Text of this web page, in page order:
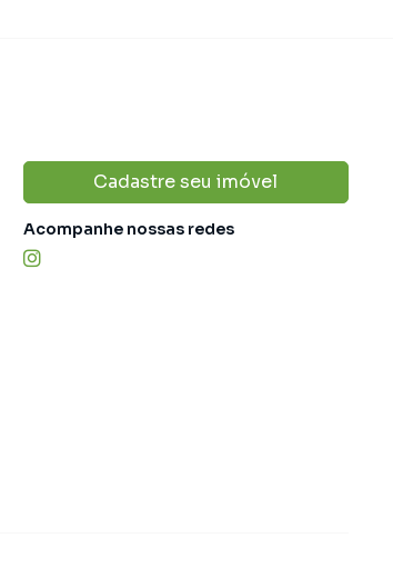
Cadastre seu imóvel
Acompanhe nossas redes